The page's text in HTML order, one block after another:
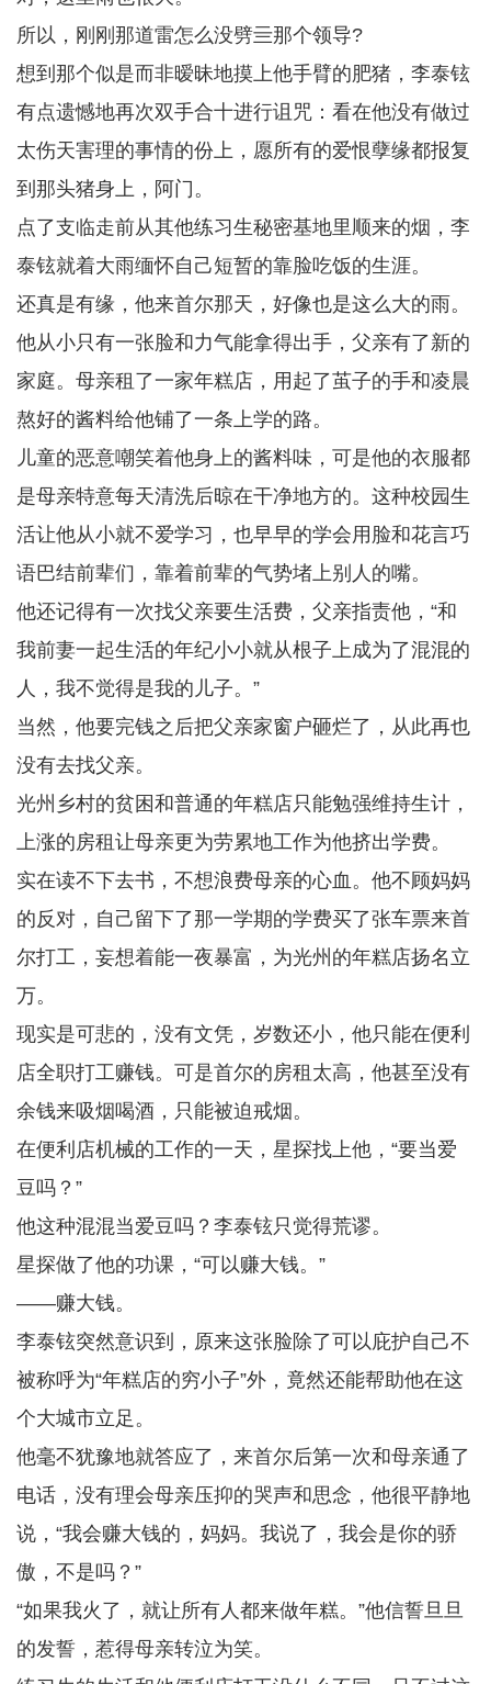
所以，刚刚那道雷怎么没劈亖那个领导?
想到那个似是而非暧昧地摸上他手臂的肥猪，李泰铉
有点遗憾地再次双手合十进行诅咒：看在他没有做过
太伤天害理的事情的份上，愿所有的爱恨孽缘都报复
到那头猪身上，阿门。
点了支临走前从其他练习生秘密基地里顺来的烟，李
泰铉就着大雨缅怀自己短暂的靠脸吃饭的生涯。
还真是有缘，他来首尔那天，好像也是这么大的雨。
他从小只有一张脸和力气能拿得出手，父亲有了新的
家庭。母亲租了一家年糕店，用起了茧子的手和凌晨
熬好的酱料给他铺了一条上学的路。
儿童的恶意嘲笑着他身上的酱料味，可是他的衣服都
是母亲特意每天清洗后晾在干净地方的。这种校园生
活让他从小就不爱学习，也早早的学会用脸和花言巧
语巴结前辈们，靠着前辈的气势堵上别人的嘴。
他还记得有一次找父亲要生活费，父亲指责他，“和
我前妻一起生活的年纪小小就从根子上成为了混混的
人，我不觉得是我的儿子。”
当然，他要完钱之后把父亲家窗户砸烂了，从此再也
没有去找父亲。
光州乡村的贫困和普通的年糕店只能勉强维持生计，
上涨的房租让母亲更为劳累地工作为他挤出学费。
实在读不下去书，不想浪费母亲的心血。他不顾妈妈
的反对，自己留下了那一学期的学费买了张车票来首
尔打工，妄想着能一夜暴富，为光州的年糕店扬名立
万。
现实是可悲的，没有文凭，岁数还小，他只能在便利
店全职打工赚钱。可是首尔的房租太高，他甚至没有
余钱来吸烟喝酒，只能被迫戒烟。
在便利店机械的工作的一天，星探找上他，“要当爱
豆吗？”
他这种混混当爱豆吗？李泰铉只觉得荒谬。
星探做了他的功课，“可以赚大钱。”
——赚大钱。
李泰铉突然意识到，原来这张脸除了可以庇护自己不
被称呼为“年糕店的穷小子”外，竟然还能帮助他在这
个大城市立足。
他毫不犹豫地就答应了，来首尔后第一次和母亲通了
电话，没有理会母亲压抑的哭声和思念，他很平静地
说，“我会赚大钱的，妈妈。我说了，我会是你的骄
傲，不是吗？”
“如果我火了，就让所有人都来做年糕。”他信誓旦旦
的发誓，惹得母亲转泣为笑。